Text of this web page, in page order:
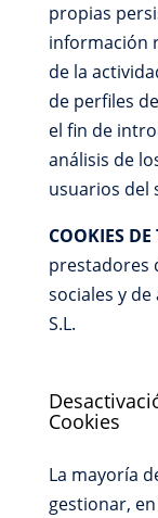
propias
información
de la
de perfiles
el fin de
análisis de
usuarios del
COOKIES DE
prestadores
sociales y de
S.L.
Cookies
La mayoría
gestionar,